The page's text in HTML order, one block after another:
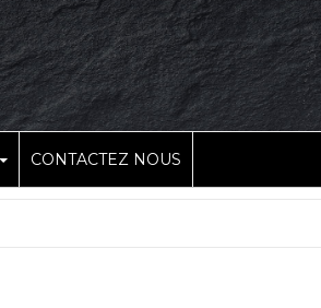
CONTACTEZ NOUS